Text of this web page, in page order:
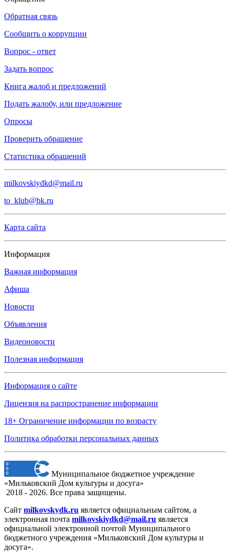
Обратная связь
Сообщить о коррупции
Вопрос - ответ
Задать вопрос
Книга жалоб и предложений
Подать жалобу, или предложение
Опросы
Проверить обращение
Статистика обращений
milkovskiydkd@mail.ru
to_klub@bk.ru
Карта сайта
Информация
Важная информация
Афиша
Новости
Объявления
Видеоновости
Полезная информация
Информация о сайте
Лицензия на распространение информации
18+ Ограничение информации по возрасту
Политика обработки персональных данных
Муниципальное бюджетное учреждение
«Мильковский Дом культуры и досуга»
2018 - 2026. Все права защищены.
Сайт milkovskydk.ru является официальным сайтом, а
электронная почта milkovskiydkd@mail.ru является
официальной электронной почтой Муниципального
бюджетного учреждения «Мильковский Дом культуры и
досуга».